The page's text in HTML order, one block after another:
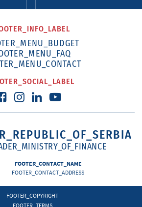
FOOTER_CONTACT_NAME
FOOTER_CONTACT_ADDRESS
FOOTER_COPYRIGHT
FOOTER_TERMS